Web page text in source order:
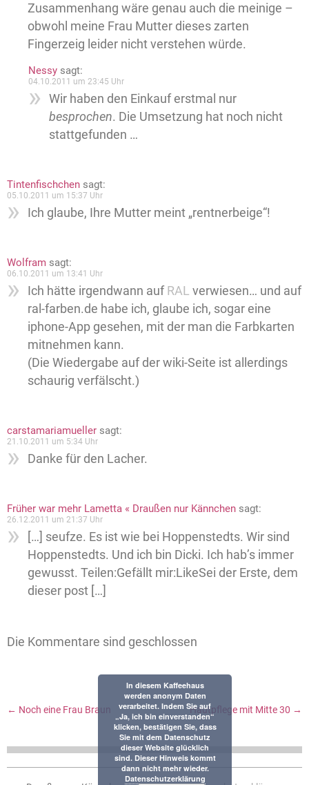
Zusammenhang wäre genau auch die meinige –
obwohl meine Frau Mutter dieses zarten
Fingerzeig leider nicht verstehen würde.
Nessy sagt:
04.10.2011 um 23:45 Uhr
Wir haben den Einkauf erstmal nur
besprochen. Die Umsetzung hat noch nicht
stattgefunden …
Tintenfischchen sagt:
05.10.2011 um 15:37 Uhr
Ich glaube, Ihre Mutter meint „rentnerbeige“!
Wolfram sagt:
06.10.2011 um 13:41 Uhr
Ich hätte irgendwann aufRAL verwiesen… und auf
ral-farben.de habe ich, glaube ich, sogar eine
iphone-App gesehen, mit der man die Farbkarten
mitnehmen kann.
(Die Wiedergabe auf der wiki-Seite ist allerdings
schaurig verfälscht.)
carstamariamueller sagt:
21.10.2011 um 5:34 Uhr
Danke für den Lacher.
Früher war mehr Lametta « Draußen nur Kännchen sagt:
26.12.2011 um 21:37 Uhr
[…] seufze. Es ist wie bei Hoppenstedts. Wir sind
Hoppenstedts. Und ich bin Dicki. Ich hab’s immer
gewusst. Teilen:Gefällt mir:LikeSei der Erste, dem
dieser post […]
Die Kommentare sind geschlossen
← Noch eine Frau Braun Hautpflege mit Mitte 30 →
In diesem Kaffeehaus
werden anonym Daten
verarbeitet. Indem Sie auf
„Ja, ich bin einverstanden“
klicken, bestätigen Sie, dass
Sie mit dem Datenschutz
dieser Website glücklich
sind. Dieser Hinweis kommt
dann nicht mehr wieder.
Datenschutzerklärung